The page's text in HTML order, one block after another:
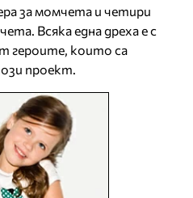
за момчета и четири
Всяка една дреха е с
героите, които са
проект.